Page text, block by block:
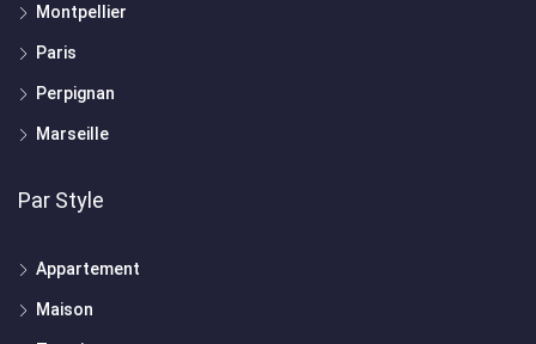
Montpellier
Paris
Perpignan
Marseille
Par Style
Appartement
Maison